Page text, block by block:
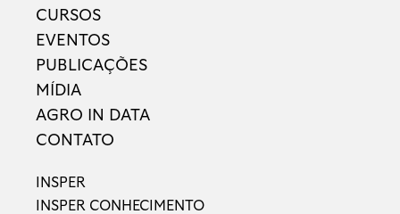
CURSOS
EVENTOS
PUBLICAÇÕES
MÍDIA
AGRO IN DATA
CONTATO
INSPER
INSPER CONHECIMENTO